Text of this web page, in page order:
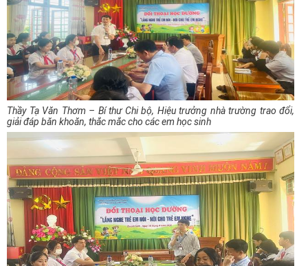
Thầy Tạ Văn Thơm – Bí thư Chi bộ, Hiệu trưởng nhà trường trao đổi,
giải đáp băn khoăn, thắc mắc cho các em học sinh